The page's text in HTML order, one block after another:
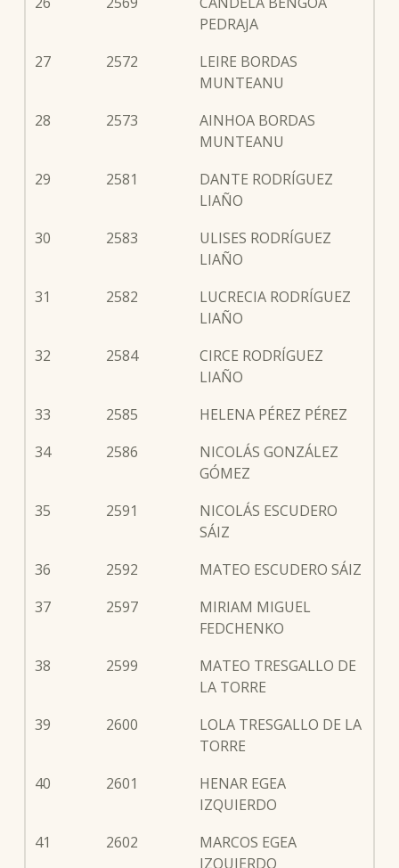
PEDRAJA
27
2572
LEIRE BORDAS
MUNTEANU
28
2573
AINHOA BORDAS
MUNTEANU
29
2581
DANTE RODRÍGUEZ
LIAÑO
30
2583
ULISES RODRÍGUEZ
LIAÑO
31
2582
LUCRECIA RODRÍGUEZ
LIAÑO
32
2584
CIRCE RODRÍGUEZ
LIAÑO
33
2585
HELENA PÉREZ PÉREZ
34
2586
NICOLÁS GONZÁLEZ
GÓMEZ
35
2591
NICOLÁS ESCUDERO
SÁIZ
36
2592
MATEO ESCUDERO SÁIZ
37
2597
MIRIAM MIGUEL
FEDCHENKO
38
2599
MATEO TRESGALLO DE
LA TORRE
39
2600
LOLA TRESGALLO DE LA
TORRE
40
2601
HENAR EGEA
IZQUIERDO
41
2602
MARCOS EGEA
IZQUIERDO